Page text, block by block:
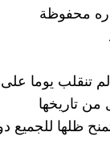
محفوظة
تنقلب يوما على
من تاريخها
ظلها